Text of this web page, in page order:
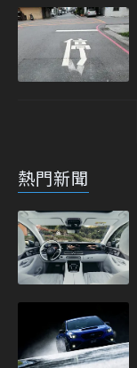
熱門新聞